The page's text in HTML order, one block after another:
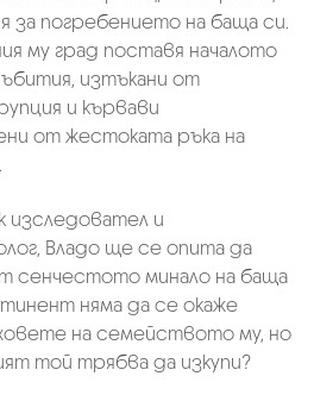
за погребението на баща си.
му град поставя началото
изтъкани от
и кървави
от жестоката ръка на
и
Владо ще се опита да
сенчестото минало на баща
няма да се окаже
на семейството му, но
той трябва да изкупи?